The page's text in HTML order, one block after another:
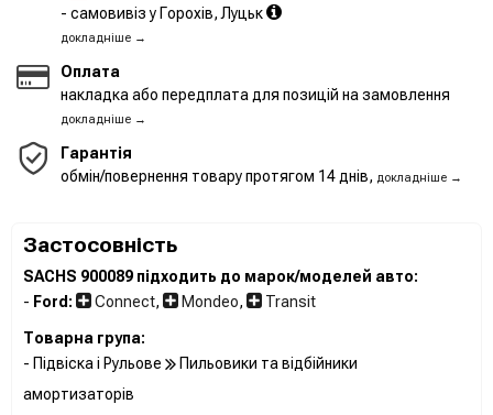
- самовивіз у Горохів, Луцьк
докладніше →
Оплата
накладка або передплата для позицій на замовлення
докладніше →
Гарантія
обмін/повернення товару протягом 14 днів, докладніше →
Застосовність
SACHS 900089 підходить до марок/моделей авто:
- Ford: Connect, Mondeo, Transit
Товарна група:
- Підвіска і Рульове
Пильовики та відбійники
амортизаторів